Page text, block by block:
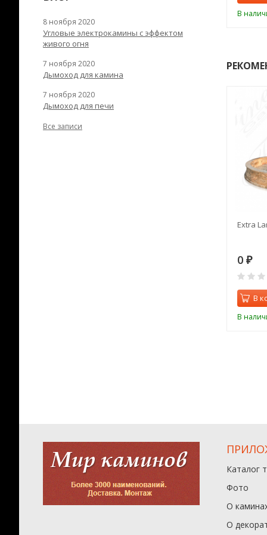
В
Extra
0 ₽
В
В
8 ноября 2020
Угловые электрокамины с эффектом
живого огня
7 ноября 2020
Дымоход для камина
7 ноября 2020
Дымоход для печи
Все записи
Каталог
Фото
О
О